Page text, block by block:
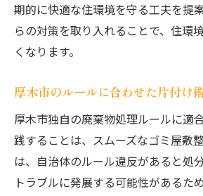
期的に快適な住環境を守る工夫を提
らの対策を取り入れることで、住環
くなります。
厚木市のルールに合わせた片付け
厚木市独自の廃棄物処理ルールに適
践することは、スムーズなゴミ屋敷
は、自治体のルール違反があると処
トラブルに発展する可能性があるた